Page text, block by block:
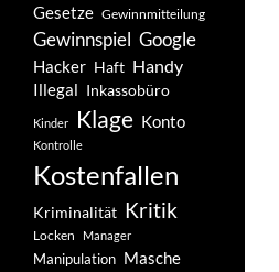
Gesetze Gewinnmitteilung
Gewinnspiel Google
Hacker Haft Handy
Illegal Inkassobüro
Kinder Klage Konto
Kontrolle
Kostenfallen
Kriminalität Kritik
Locken Manager
Manipulation Masche